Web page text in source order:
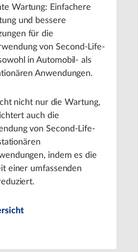
Wartung: Einfachere
und bessere
für die
von Second-Life-
in Automobil- als
Anwendungen.
nicht nur die Wartung,
auch die
von Second-Life-
indem es die
einer umfassenden